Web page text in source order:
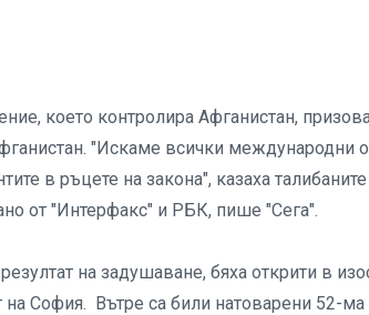
което контролира Афганистан,
"Искаме всички международни
в ръцете на закона", казаха
от "Интерфакс" и РБК, пише "Сега".
на задушаване, бяха открити в
София. Вътре са били натоварени 52-ма